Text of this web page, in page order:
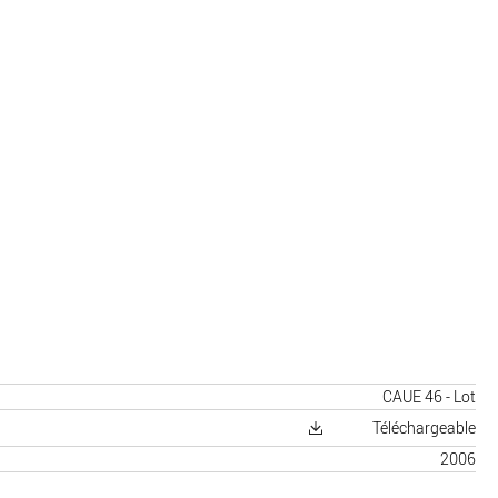
CAUE 46 - Lot
Téléchargeable
2006